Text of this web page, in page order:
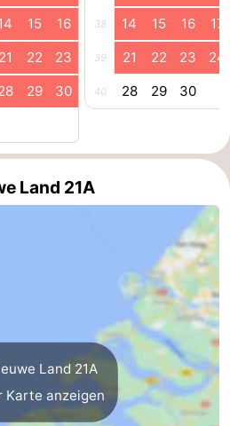
15 16
21 22 23
29 30
38 14 15 16 17
39 21 22 23 24
40 28 29 30
Land 21A
Land 21A
Karte anzeigen